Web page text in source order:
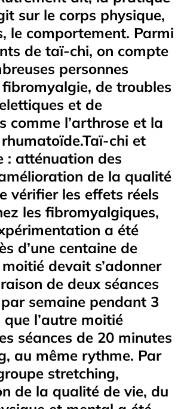
sur le corps physique,
le comportement. Parmi
de taï-chi, on compte
personnes
de troubles
et de
comme l’arthrose et la
chi et
: atténuation des
de la qualité
vérifier les effets réels
les fibromyalgiques,
a été
d’une centaine de
devait s’adonner
de deux séances
par semaine pendant 3
l’autre moitié
séances de 20 minutes
au même rythme. Par
stretching,
de la qualité de vie, du